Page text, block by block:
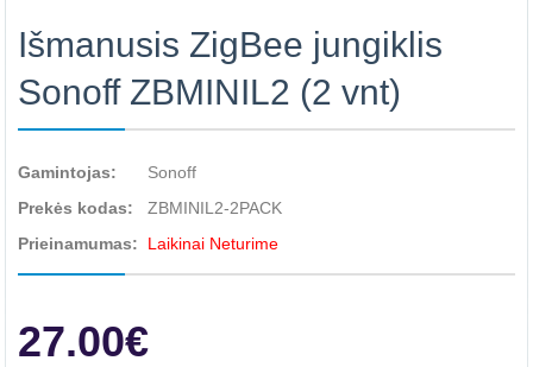
Išmanusis ZigBee jungiklis
Sonoff ZBMINIL2 (2 vnt)
Gamintojas:
Sonoff
Prekės kodas:
ZBMINIL2-2PACK
Prieinamumas:
Laikinai Neturime
27.00€